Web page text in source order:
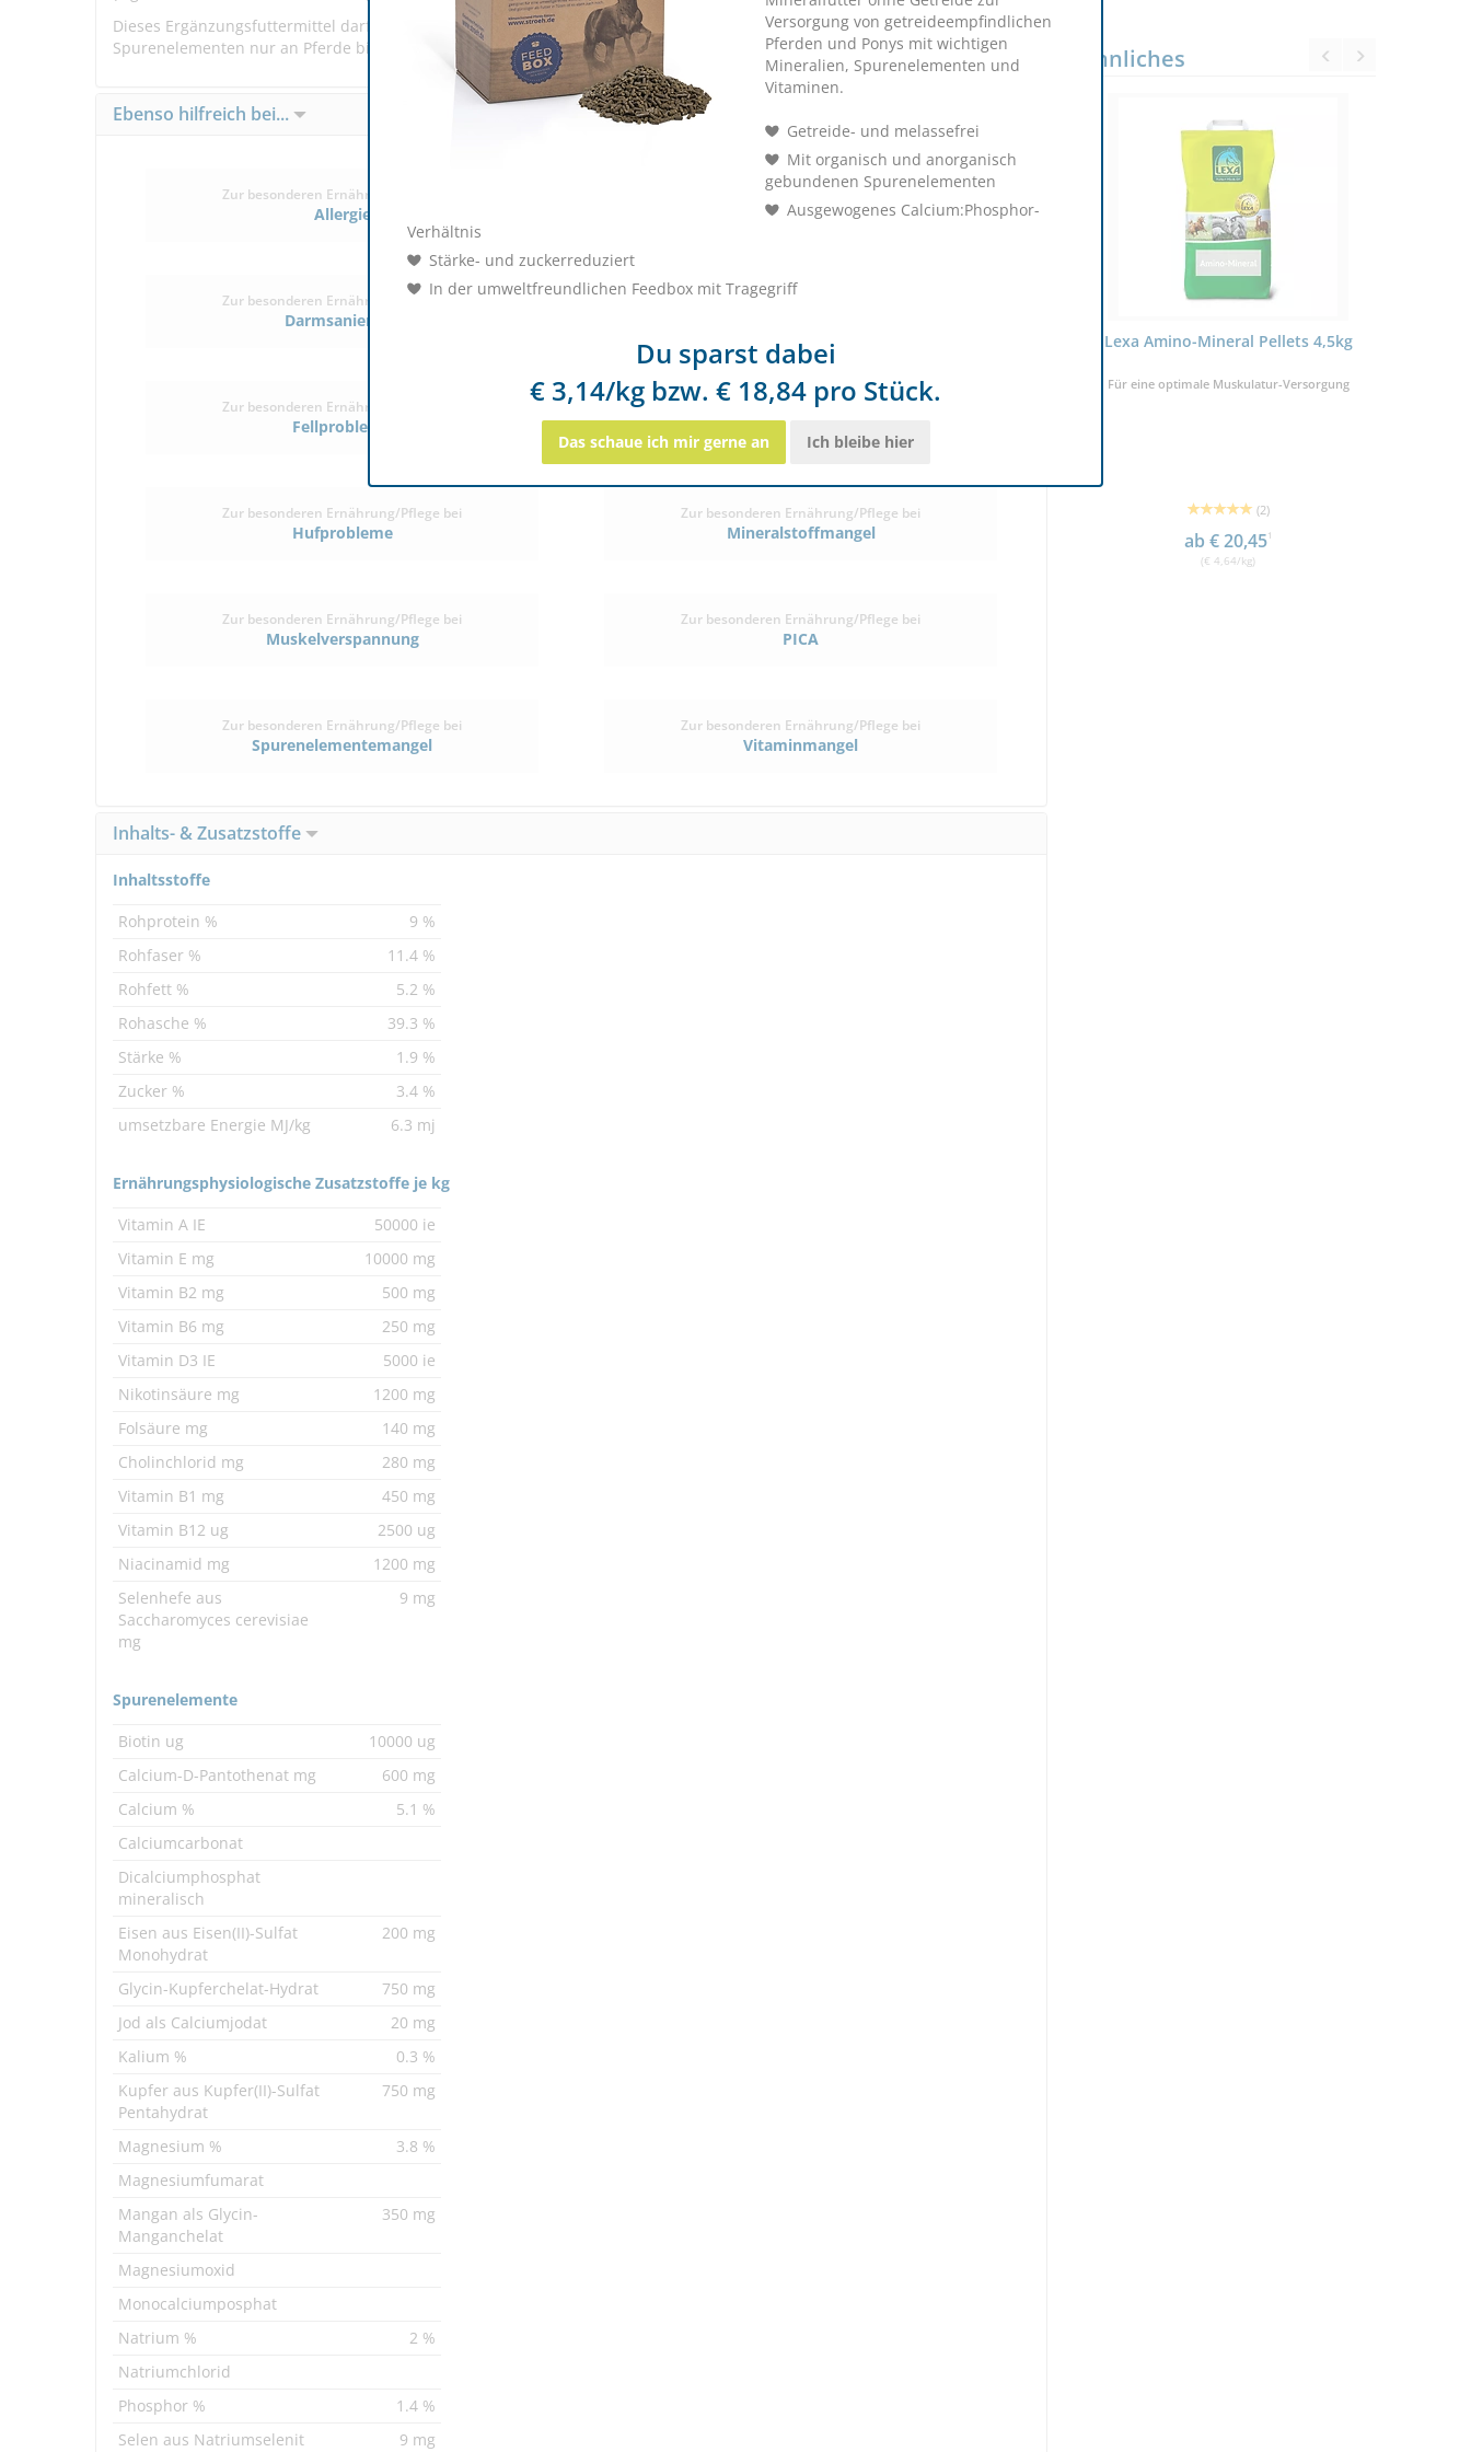
Dieses Ergänzungsfuttermittel darf wegen der gegenüber Alleinfuttermitteln höheren Gehalte an Vitaminen und
Spurenelementen nur an Pferde bis zu 1,7 % der Tagesration (inkl. Heu) verfüttert werden.
Ebenso hilfreich bei...
Zur besonderen Ernährung/Pflege bei
Allergie
Zur besonderen Ernährung/Pflege bei
Cushing Syndrom ECS
Zur besonderen Ernährung/Pflege bei
Darmsanierung
Zur besonderen Ernährung/Pflege bei
Zur besonderen Ernährung/Pflege bei
Fellprobleme
Zur besonderen Ernährung/Pflege bei
Hautprobleme
Zur besonderen Ernährung/Pflege bei
Hufprobleme
Zur besonderen Ernährung/Pflege bei
Mineralstoffmangel
Zur besonderen Ernährung/Pflege bei
Muskelverspannung
Zur besonderen Ernährung/Pflege bei
PICA
Zur besonderen Ernährung/Pflege bei
Spurenelementemangel
Zur besonderen Ernährung/Pflege bei
Vitaminmangel
Inhalts- & Zusatzstoffe
Inhaltsstoffe
Rohprotein %
9 %
Rohfaser %
11.4 %
Rohfett %
5.2 %
Rohasche %
39.3 %
Stärke %
1.9 %
Zucker %
3.4 %
umsetzbare Energie MJ/kg
6.3 mj
Ernährungsphysiologische Zusatzstoffe je kg
Vitamin A IE
50000 ie
Vitamin E mg
10000 mg
Vitamin B2 mg
500 mg
Vitamin B6 mg
250 mg
Vitamin D3 IE
5000 ie
Nikotinsäure mg
1200 mg
Folsäure mg
140 mg
Cholinchlorid mg
280 mg
Vitamin B1 mg
450 mg
Vitamin B12 ug
2500 ug
Niacinamid mg
1200 mg
Selenhefe aus
Saccharomyces cerevisiae
mg
9 mg
Spurenelemente
Biotin ug
10000 ug
Calcium-D-Pantothenat mg
600 mg
Calcium %
5.1 %
Calciumcarbonat
Dicalciumphosphat
mineralisch
Eisen aus Eisen(II)-Sulfat
Monohydrat
200 mg
Glycin-Kupferchelat-Hydrat
750 mg
Jod als Calciumjodat
20 mg
Kalium %
0.3 %
Kupfer aus Kupfer(II)-Sulfat
Pentahydrat
750 mg
Magnesium %
3.8 %
Magnesiumfumarat
Mangan als Glycin-
Manganchelat
350 mg
Magnesiumoxid
Monocalciumposphat
Natrium %
2 %
Natriumchlorid
Phosphor %
1.4 %
Selen aus Natriumselenit
9 mg
Ähnliches
St.Hippolyt GEMÜSE-KRÄUTER-
Getreidefreies Mineralfutter
Lexa Amino-Mineral Pellets 4,5kg
Für eine optimale Muskulatur-Versorgung
(2)
ab € 20,451
(€ 4,64/kg)
Versorgung von getreideempfindlichen
Pferden und Ponys mit wichtigen
Mineralien, Spurenelementen und
Vitaminen.
Getreide- und melassefrei
Mit organisch und anorganisch
gebundenen Spurenelementen
Ausgewogenes Calcium:Phosphor-
Verhältnis
Stärke- und zuckerreduziert
In der umweltfreundlichen Feedbox mit Tragegriff
Du sparst dabei
€ 3,14/kg bzw. € 18,84 pro Stück.
Das schaue ich mir gerne an Ich bleibe hier